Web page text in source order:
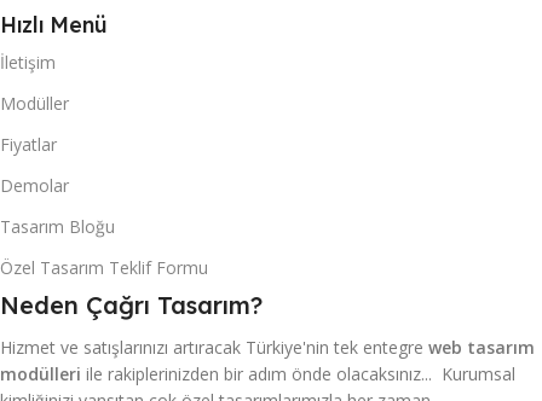
Hızlı Menü
İletişim
Modüller
Fiyatlar
Demolar
Tasarım Bloğu
Özel Tasarım Teklif Formu
Neden Çağrı Tasarım?
Hizmet ve satışlarınızı artıracak Türkiye'nin tek entegre web tasarım
modülleri ile rakiplerinizden bir adım önde olacaksınız... Kurumsal